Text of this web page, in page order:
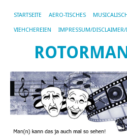
STARTSEITE AERO-TISCHES
VIEHCHEREIEN IMPRESSUM/DISCLAIMER/